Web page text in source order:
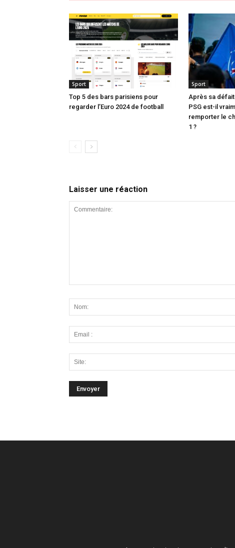
Sport
Top 5 des bars parisiens pour
regarder l’Euro 2024 de football
Sport
Après sa
PSG est-il
remporter le
1 ?
Laisser une réaction